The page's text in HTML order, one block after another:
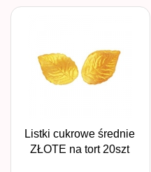
Listki cukrowe średnie
ZŁOTE na tort 20szt